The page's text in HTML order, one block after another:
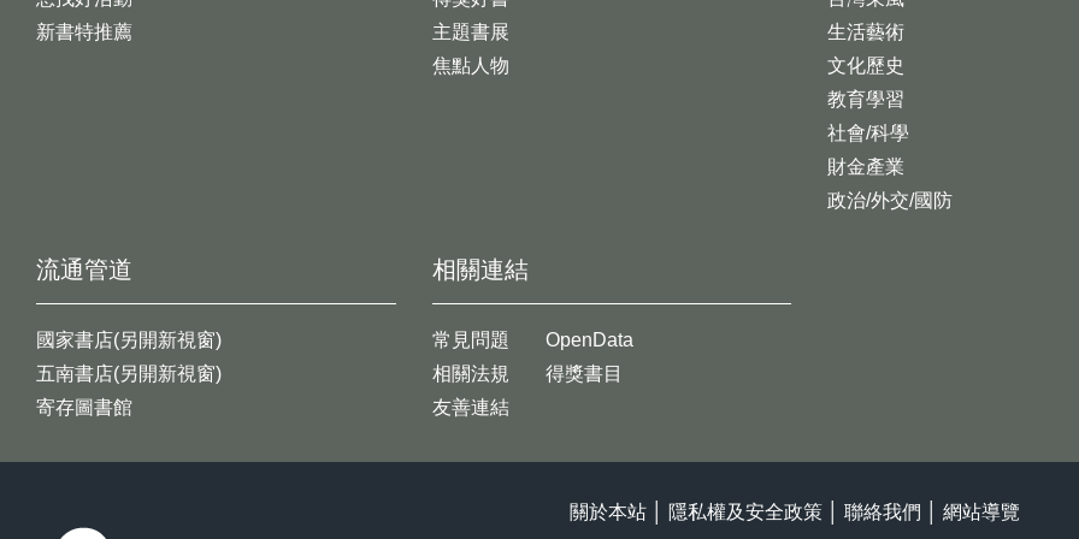
新書特推薦
生活藝術
文化歷史
教育學習
社會/科學
財金產業
政治/外交/國防
主題書展
焦點人物
流通管道
國家書店(另開新視窗)
五南書店(另開新視窗)
寄存圖書館
相關連結
常見問題
相關法規
友善連結
OpenData
得獎書目
關於本站 隱私權及安全政策 聯絡我們 網站導覽